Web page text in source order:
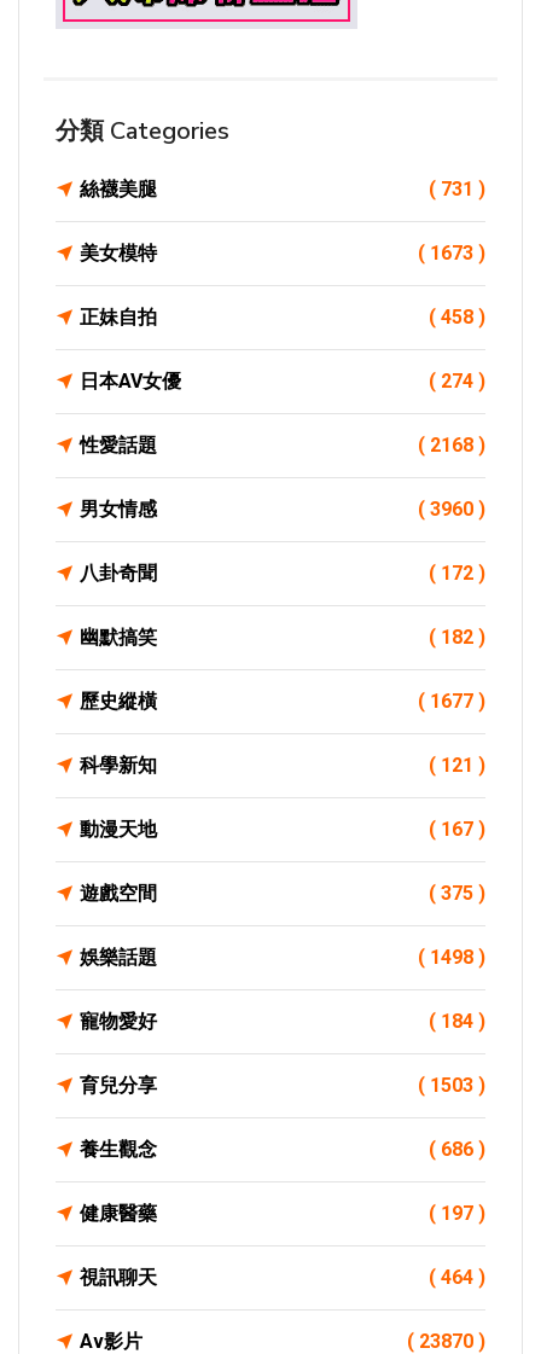
分類 Categories
絲襪美腿 ( 731 )
美女模特 ( 1673 )
正妹自拍 ( 458 )
日本AV女優 ( 274 )
性愛話題 ( 2168 )
男女情感 ( 3960 )
八卦奇聞 ( 172 )
幽默搞笑 ( 182 )
歷史縱橫 ( 1677 )
科學新知 ( 121 )
動漫天地 ( 167 )
遊戲空間 ( 375 )
娛樂話題 ( 1498 )
寵物愛好 ( 184 )
育兒分享 ( 1503 )
養生觀念 ( 686 )
健康醫藥 ( 197 )
視訊聊天 ( 464 )
Av影片 ( 23870 )